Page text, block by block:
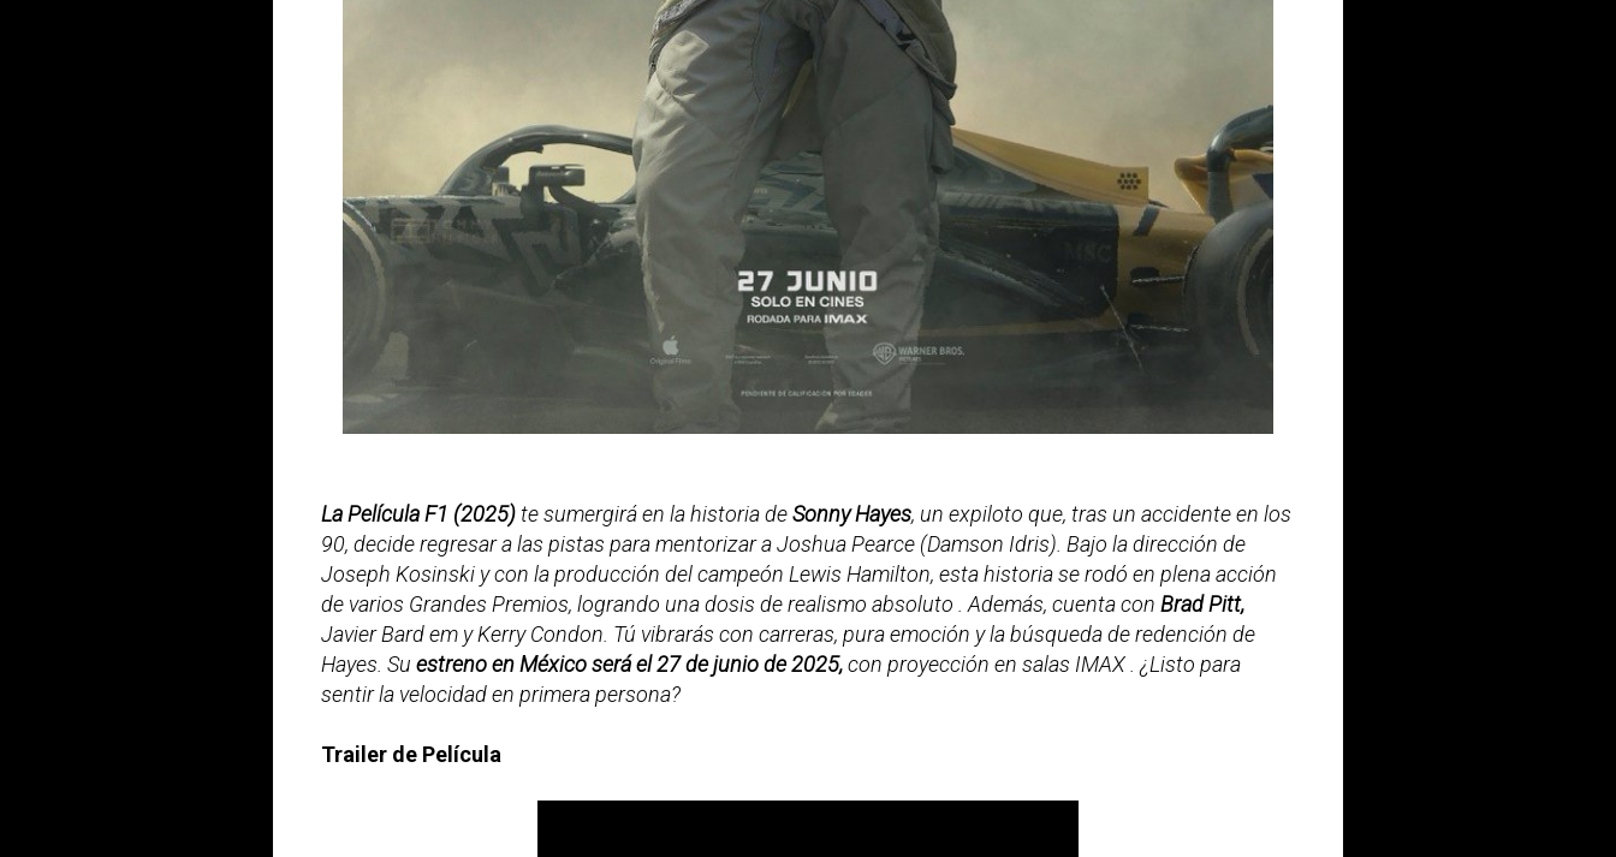
La Película F1 (2025)te sumergirá en la historia deSonny Hayes, un expiloto que, tras un accidente en los
90, decide regresar a las pistas para mentorizar a Joshua Pearce (Damson Idris). Bajo la dirección de
Joseph Kosinski y con la producción del campeón Lewis Hamilton, esta historia se rodó en plena acción
de varios Grandes Premios, logrando una dosis de realismo absoluto . Además, cuenta con Brad Pitt,
Javier Bard em y Kerry Condon. Tú vibrarás con carreras, pura emoción y la búsqueda de redención de
Hayes. Su estreno en México será el 27 de junio de 2025,con proyección en salas IMAX . ¿Listo para
sentir la velocidad en primera persona?
Trailer de Película